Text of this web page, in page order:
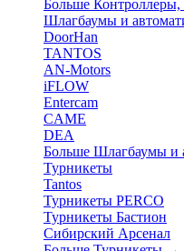
Больше Контроллеры,
Шлагбаумы и
DoorHan
TANTOS
AN-Motors
iFLOW
Entercam
CAME
DEA
Больше Шлагбаумы и
Турникеты
Tantos
Турникеты PERCO
Турникеты Бастион
Сибирский Арсенал